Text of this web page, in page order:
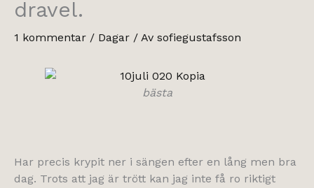
dravel.
1 kommentar / Dagar / Av sofiegustafsson
bästa
Har precis krypit ner i sängen efter en lång men bra
dag. Trots att jag är trött kan jag inte få ro riktigt